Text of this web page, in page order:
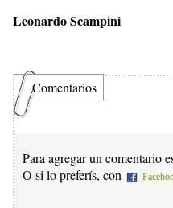
Leonardo Scampini
Comentarios
Para agregar un comentario
O si lo preferís, con